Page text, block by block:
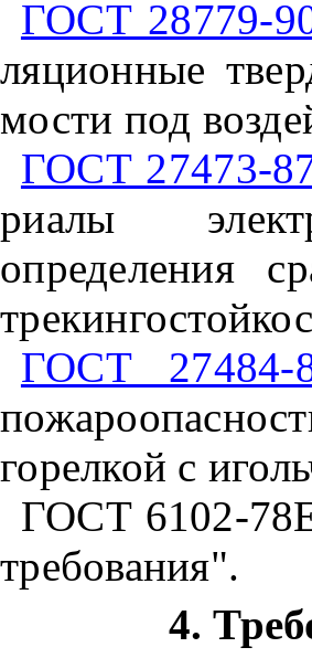
ГОСТ 28779-
ляционные
мости под
ГОСТ 27473-
риалы
определения
ГОСТ 27484-
горелкой с
ГОСТ 6102-
требования".
4.